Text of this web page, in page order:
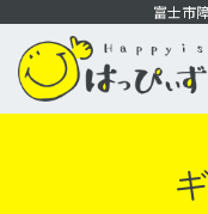
ン
富士市